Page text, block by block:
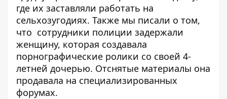
где их заставляли работать на
сельхозугодиях. Также мы писали о том,
что сотрудники полиции задержали
женщину, которая создавала
порнографические ролики со своей 4-
летней дочерью. Отснятые материалы она
продавала на специализированных
форумах.